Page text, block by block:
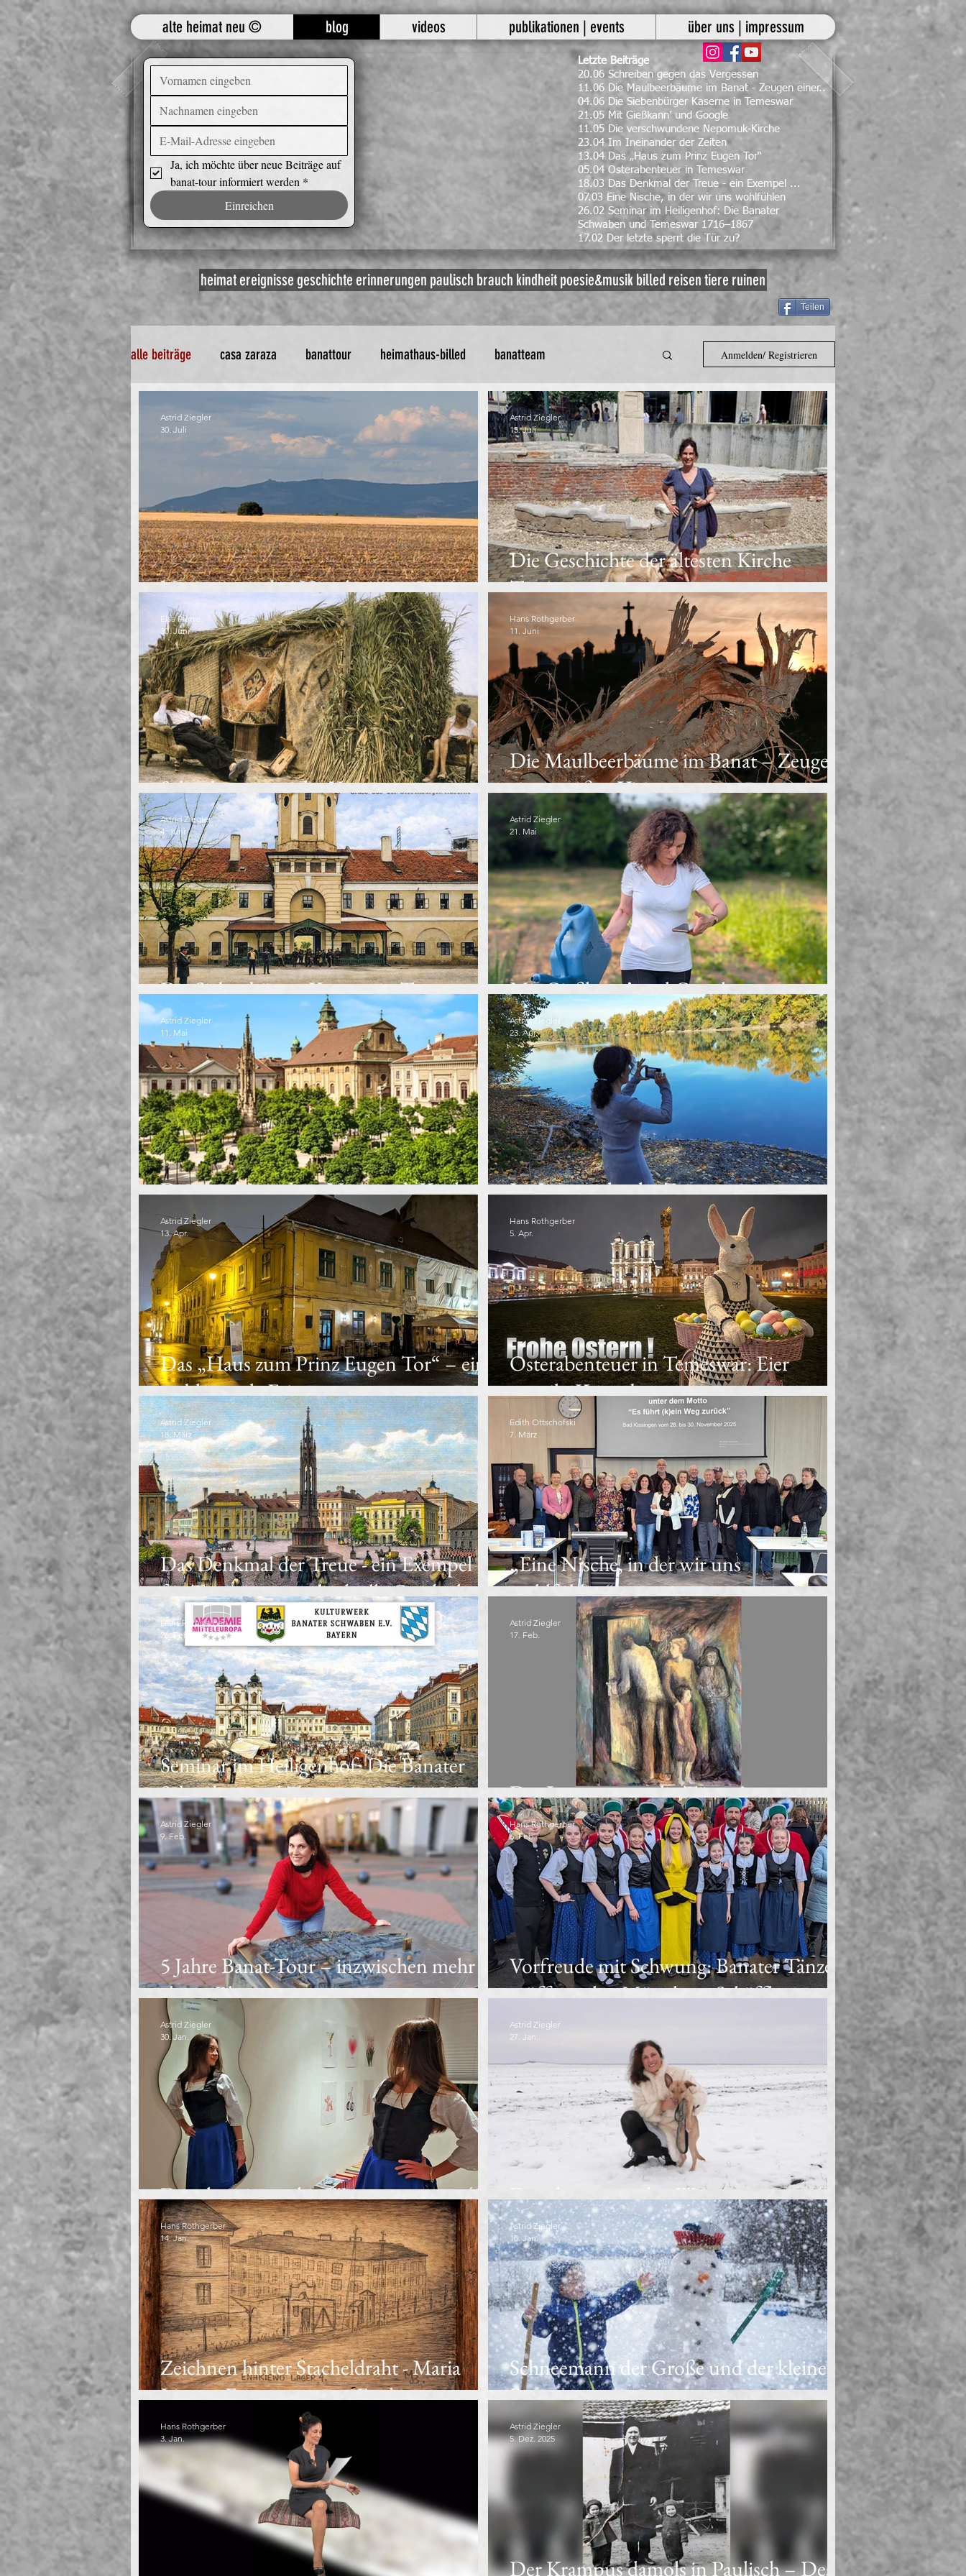
alte heimat neu © blog videos publikationen | events über uns | impressum
Ja, ich möchte über neue Beiträge auf
banat-tour informiert werden *
Einreichen
Letzte Beiträge
20.06 Schreiben gegen das Vergessen
11.06 Die Maulbeerbäume im Banat - Zeugen einer..
04.06 Die Siebenbürger Kaserne in Temeswar
21.05 Mit Gießkann’ und Google
11.05 Die verschwundene Nepomuk-Kirche
23.04 Im Ineinander der Zeiten
13.04 Das „Haus zum Prinz Eugen Tor“
05.04 Osterabenteuer in Temeswar
18.03 Das Denkmal der Treue - ein Exempel ...
07.03 Eine Nische, in der wir uns wohlfühlen
26.02 Seminar im Heiligenhof: Die Banater
Schwaben und Temeswar 1716–1867
17.02 Der letzte sperrt die Tür zu?
heimatereignissegeschichte erinnerungen paulisch brauch kindheitpoesie&musikbilled reisentiere ruinen
Teilen
alle beiträge casa zaraza banattour heimathaus-billed banatteam Anmelden/ Registrieren
Notizen aus den Hundstagen
Astrid Ziegler
30. Juli
Die Geschichte der ältesten Kirche
Temeswars
Astrid Ziegler
15. Juli
Schreiben gegen das Vergessen
Elsa Pierre
30. Juni
Die Maulbeerbäume im Banat – Zeugen
einer großen Vision
Hans Rothgerber
11. Juni
Die Siebenbürger Kaserne in Temeswar
Astrid Ziegler
4. Juni
Mit Gießkann’ und Google
Astrid Ziegler
21. Mai
Die verschwundene Nepomuk-Kirche
Astrid Ziegler
11. Mai
Im Ineinander der Zeiten
Astrid Ziegler
23. Apr.
Das „Haus zum Prinz Eugen Tor“ – eine
verblassende Erinnerung
Astrid Ziegler
13. Apr.
Osterabenteuer in Temeswar: Eier
verteilt, Kunst bestaunt
Hans Rothgerber
5. Apr.
Das Denkmal der Treue - ein Exempel
für Temeswars wechselvolle Geschichte
Astrid Ziegler
18. März
„Eine Nische, in der wir uns
wohlfühlen“
Edith Ottschofski
7. März
Seminar im Heiligenhof: Die Banater
Schwaben und Temeswar 1716–1867
Hans Rothgerber
26. Feb.
Der Letzte sperrt die Tür zu?
Astrid Ziegler
17. Feb.
5 Jahre Banat-Tour – inzwischen mehr
als ein Blog
Astrid Ziegler
9. Feb.
Vorfreude mit Schwung: Banater Tänze
eröffnen den Münchner Schäfflertanz
Hans Rothgerber
6. Feb.
Dem kontinentalen Winter entgegen (2)
Astrid Ziegler
30. Jan.
Dem kontinentalen Winter entgegen (1)
Astrid Ziegler
27. Jan.
Zeichnen hinter Stacheldraht - Maria
Linzers Erinnerung aus Enakievo
Hans Rothgerber
14. Jan.
Schneemann der Große und der kleine
Benno
Astrid Ziegler
10. Jan.
Hans Rothgerber
3. Jan.
Der Krampus damols in Paulisch – Des
Astrid Ziegler
5. Dez. 2025